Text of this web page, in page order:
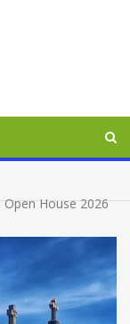
House 2026